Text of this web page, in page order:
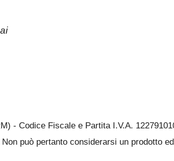
- Codice Fiscale e Partita I.V.A.
può pertanto considerarsi un prodotto